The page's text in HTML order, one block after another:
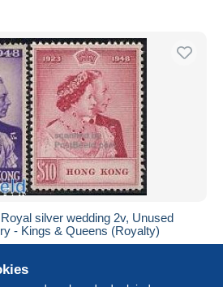
silver wedding 2v, Unused
- Kings & Queens (Royalty)